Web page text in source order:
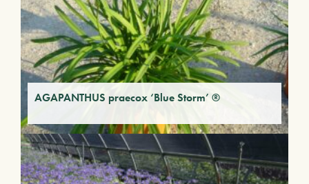
AGAPANTHUS praecox ‘Blue Storm’ ®